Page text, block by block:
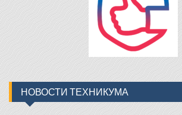
НОВОСТИ ТЕХНИКУМА